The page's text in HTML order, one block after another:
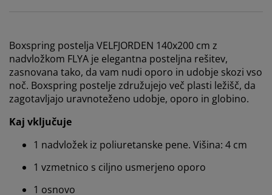
Boxspring postelja VELFJORDEN 140x200 cm z
nadvložkom FLYA je elegantna posteljna rešitev,
zasnovana tako, da vam nudi oporo in udobje skozi vso
noč. Boxspring postelje združujejo več plasti ležišč, da
zagotavljajo uravnoteženo udobje, oporo in globino.
Kaj vključuje
1 nadvložek iz poliuretanske pene. Višina: 4 cm
1 vzmetnico s ciljno usmerjeno oporo
1 osnovo